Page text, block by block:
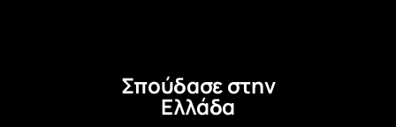
Σπούδασε στην
Ελλάδα